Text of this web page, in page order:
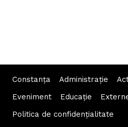
Constanța Administraţie
Eveniment
Educaţie
Politica de confidențialitate